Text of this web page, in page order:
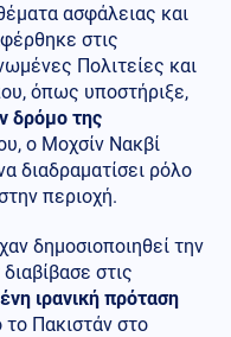
ασφάλειας και
στις
Πολιτείες και
όπως υποστήριξε,
δρόμο της
ο Μοχσίν Νακβί
διαδραματίσει ρόλο
περιοχή.
δημοσιοποιηθεί την
στις
ιρανική πρόταση
Πακιστάν στο